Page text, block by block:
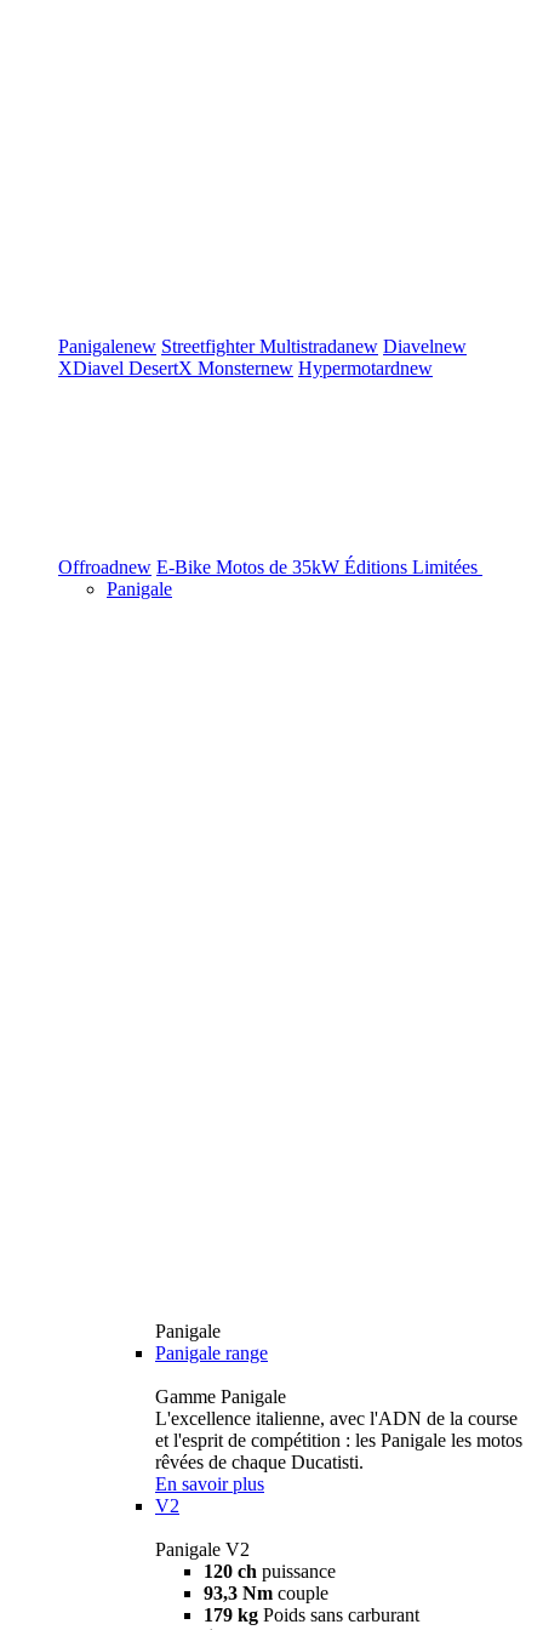
Panigalenew StreetfighterMultistradanew Diavelnew
XDiavel DesertX Monsternew Hypermotardnew
Offroadnew E-Bike Motos de 35kW Éditions Limitées
Panigale
Panigale
Panigale range
Gamme Panigale
L'excellence italienne, avec l'ADN de la course
et l'esprit de compétition : les Panigale les motos
rêvées de chaque Ducatisti.
En savoir plus
V2
Panigale V2
120 ch puissance
93,3 Nm couple
179 kg Poids sans carburant